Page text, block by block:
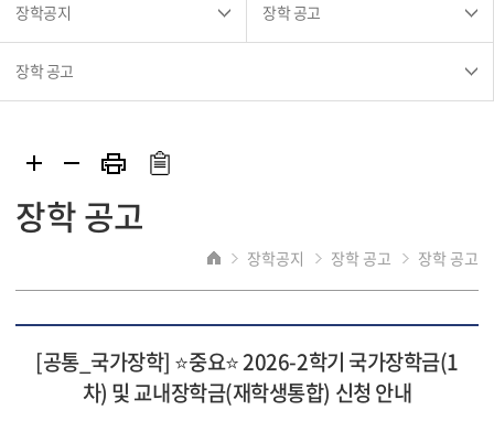
장학공지 장학 공고
장학 공고
장학 공고
장학공지 장학 공고 장학 공고
[공통_국가장학] ⭐중요⭐ 2026-2학기 국가장학금(1
차) 및 교내장학금(재학생통합) 신청 안내